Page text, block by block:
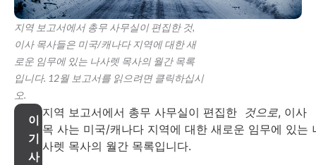
지역 보고서에서 총무 사무실이 편집한 것,
이사 목사들은 미국/캐나다 지역에 대한 새
로운 임무에 있는 나사렛 목사의 월간 목록
입니다. 12월 보고서를 읽으려면 클릭하십시
오.
이
기
사
지역 보고서에서 총무 사무실이 편집한 것으로, 이사
목 사는 미국/캐나다 지역에 대한 새로운 임무에 있는
사렛 목사의 월간 목록입니다.